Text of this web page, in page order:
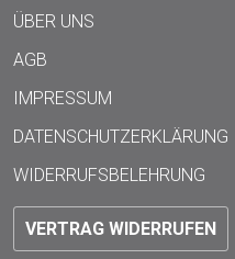
ÜBER UNS
AGB
IMPRESSUM
DATENSCHUTZERKLÄRUNG
WIDERRUFSBELEHRUNG
VERTRAG WIDERRUFEN